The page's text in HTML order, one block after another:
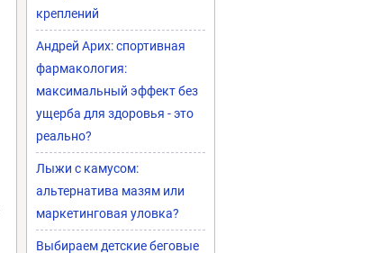
креплений
Андрей Арих: спортивная
фармакология:
максимальный эффект без
ущерба для здоровья - это
реально?
Лыжи с камусом:
альтернатива мазям или
маркетинговая уловка?
Выбираем детские беговые